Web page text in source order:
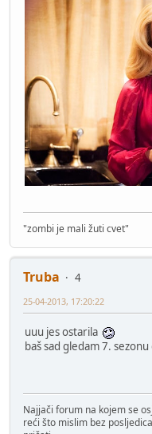
"zombi je mali žuti cvet"
Truba
4
25-04-2013, 17:20:22
uuu jes ostarila
baš sad gledam 7. sezonu
Najjači forum na kojem se
reći što mislim bez